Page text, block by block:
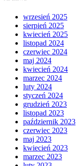
wrzesień 2025
sierpień 2025
kwiecień 2025
listopad 2024
czerwiec 2024
maj 2024
kwiecień 2024
marzec 2024
luty 2024
styczeń 2024
grudzień 2023
listopad 2023
październik 2023
czerwiec 2023
maj 2023
kwiecień 2023
marzec 2023